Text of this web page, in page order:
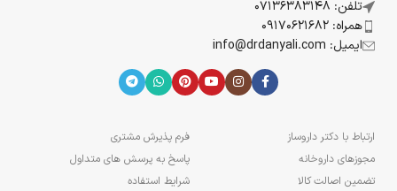
تلفن: 07136383148
همراه: 09170621682
ایمیل: info@drdanyali.com
ارتباط با دکتر داروساز
مجوزهای داروخانه
تضمین اصالت کالا
فرم پذیرش مشتری
پاسخ به پرسش های متداول
شرایط استفاده